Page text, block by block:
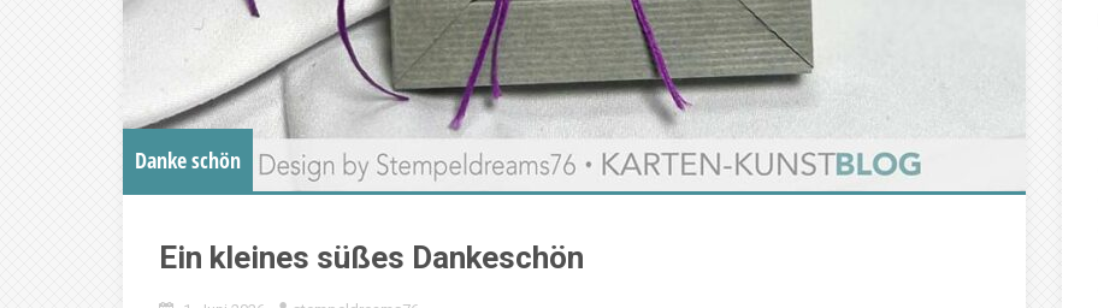
Danke schön
Ein kleines süßes Dankeschön